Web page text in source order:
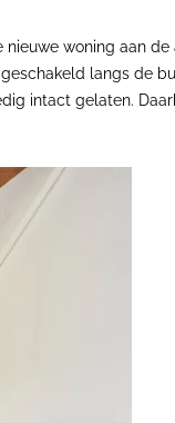
woning aan de
langs de
intact gelaten.